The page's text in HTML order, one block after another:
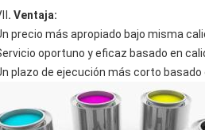
. Ventaja:
precio más apropiado bajo misma
oportuno y eficaz basado en
plazo de ejecución más corto